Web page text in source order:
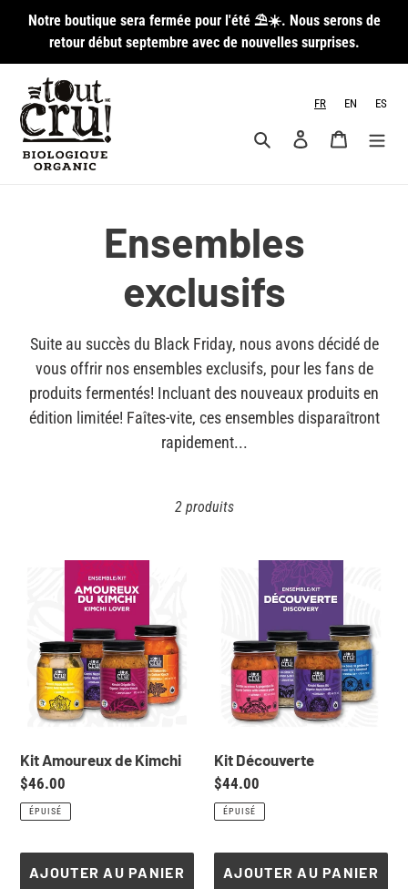
Passer
contenu
Notre boutique sera fermée pour l'été ⛱️☀️. Nous serons de
retour début septembre avec de nouvelles surprises.
FR EN ES
RechercherSe connecter
Panier
C
o
l
l
e
i
o
n
:
Ensembles
exclusifs
Suite au succès du Black Friday, nous avons décidé de
vous offrir nos ensembles exclusifs, pour les fans de
produits fermentés! Incluant des nouveaux produits en
édition limitée! Faîtes-vite, ces ensembles disparaîtront
rapidement...
2 produits
Amoureux
Kimchi
Kit Amoureux de Kimchi
Prix
normal
$46.00
ÉPUISÉ
AJOUTER AU PANIER
Découverte
Kit Découverte
Prix
normal
$44.00
ÉPUISÉ
AJOUTER AU PANIER